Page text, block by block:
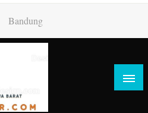
Bandung